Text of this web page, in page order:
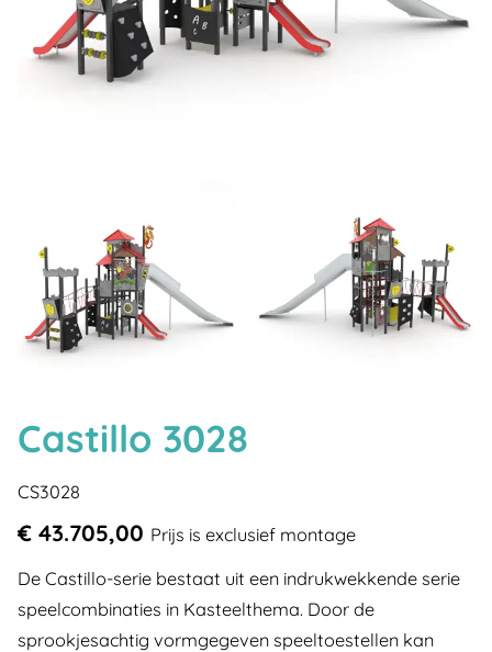
Castillo 3028
CS3028
€ 43.705,00 Prijs is exclusief montage
De Castillo-serie bestaat uit een indrukwekkende serie
speelcombinaties in Kasteelthema. Door de
sprookjesachtig vormgegeven speeltoestellen kan